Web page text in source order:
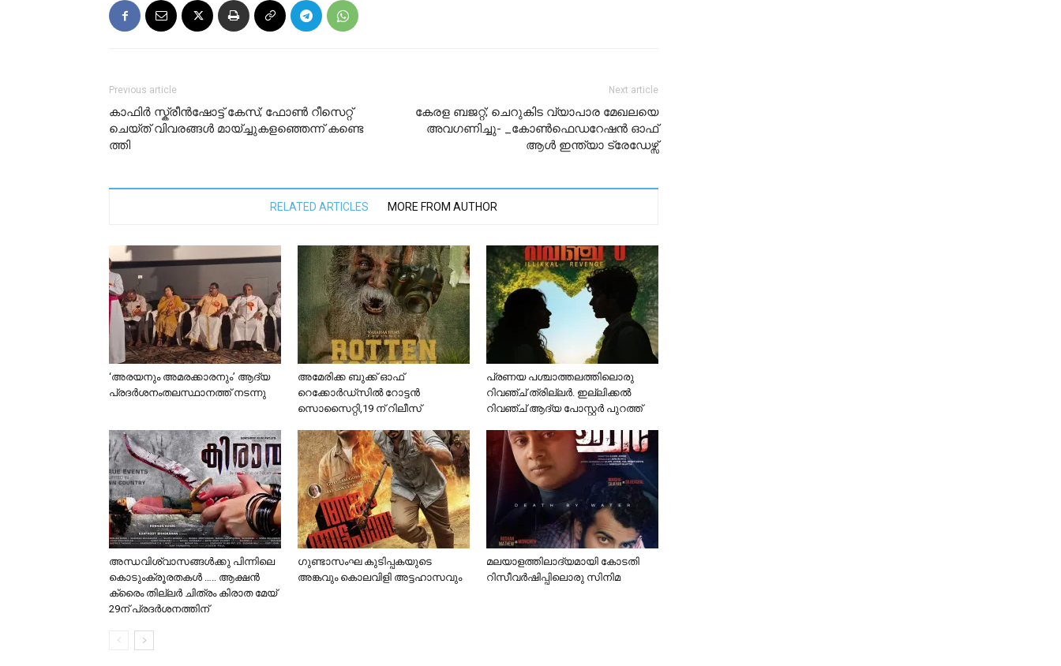
Previous article
കാ​ഫി​ർ സ്ക്രീ​ൻ​ഷോ​ട്ട് കേ​സ്; ഫോ​ൺ റീ​സെ​റ്റ്
ചെ​യ്ത് വി​വ​ര​ങ്ങ​ൾ മാ​യ്ച്ചു​ക​ള​ഞ്ഞെ​ന്ന് ക​ണ്ടെ​
ത്തി
Next article
കേരള ബജറ്റ്; ചെറുകിട വ്യാപാര മേഖലയെ
അവഗണിച്ചു- _കോൺഫെഡറേഷൻ ഓഫ്
ആൾ ഇന്ത്യാ ട്രേഡേഴ്സ്
RELATED ARTICLES MORE FROM AUTHOR
‘അരയനും അമരക്കാരനും’ ആദ്യ
പ്രദർശനംതലസ്ഥാനത്ത് നടന്നു
അമേരിക്ക ബുക്ക് ഓഫ്
റെക്കോർഡ്സിൽ റോട്ടൻ
സൊസൈറ്റി,19 ന് റിലീസ്
പ്രണയ പശ്ചാത്തലത്തിലൊരു
റിവഞ്ച് ത്രില്ലർ. ഇല്ലിക്കൽ
റിവഞ്ച് ആദ്യ പോസ്റ്റർ പുറത്ത്
അന്ധവിശ്വാസങ്ങൾക്കു പിന്നിലെ
കൊടുംക്രൂരതകൾ ….. ആക്ഷൻ
ക്രൈം തില്ലർ ചിത്രം കിരാത മേയ്
29ന് പ്രദർശനത്തിന്
ഗുണ്ടാസംഘ കുടിപ്പകയുടെ
അങ്കവും കൊലവിളി അട്ടഹാസവും
മലയാളത്തിലാദ്യമായി കോടതി
റിസീവർഷിപ്പിലൊരു സിനിമ